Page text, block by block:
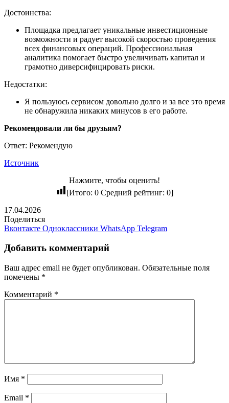
Достоинства:
Площадка предлагает уникальные инвестиционные
возможности и радует высокой скоростью проведения
всех финансовых операций. Профессиональная
аналитика помогает быстро увеличивать капитал и
грамотно диверсифицировать риски.
Недостатки:
Я пользуюсь сервисом довольно долго и за все это время
не обнаружила никаких минусов в его работе.
Рекомендовали ли бы друзьям?
Ответ: Рекомендую
Источник
Нажмите, чтобы оценить!
[Итого: 0Средний рейтинг: 0]
17.04.2026
Поделиться
Вконтакте Одноклассники WhatsApp Telegram
Добавить комментарий
Ваш адрес email не будет опубликован. Обязательные поля
помечены *
Комментарий *
Имя *
Email *